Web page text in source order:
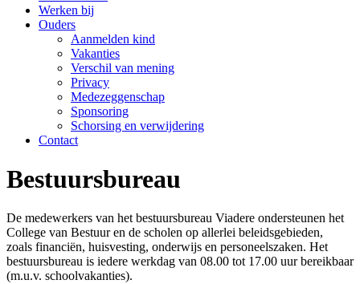
Werken bij
Ouders
Aanmelden kind
Vakanties
Verschil van mening
Privacy
Medezeggenschap
Sponsoring
Schorsing en verwijdering
Contact
Bestuursbureau
De medewerkers van het bestuursbureau Viadere ondersteunen het
College van Bestuur en de scholen op allerlei beleidsgebieden,
zoals financiën, huisvesting, onderwijs en personeelszaken. Het
bestuursbureau is iedere werkdag van 08.00 tot 17.00 uur bereikbaar
(m.u.v. schoolvakanties).